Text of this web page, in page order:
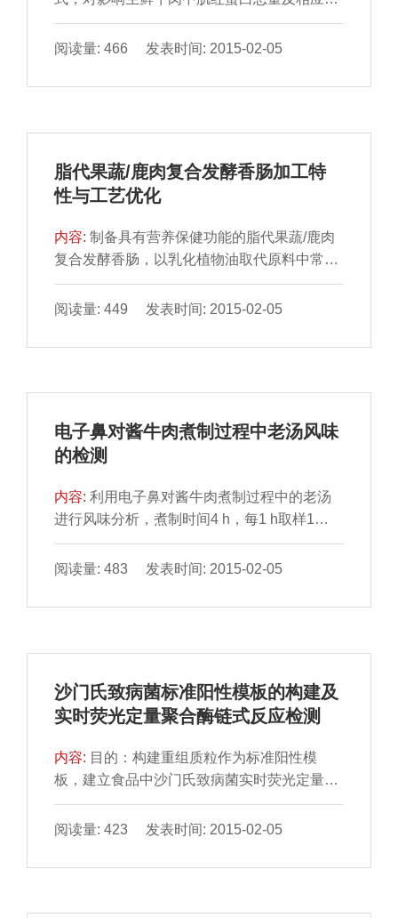
素含量的超高压处 理进行试验优化设计，建立
各响应值的二次多...
阅读量: 466 发表时间: 2015-02-05
脂代果蔬/鹿肉复合发酵香肠加工特
性与工艺优化
内容:制备具有营养保健功能的脂代果蔬/鹿肉
复合发酵香肠，以乳化植物油取代原料中常用
的动物脂肪，研究 其加工特性与工艺优化。利
用不同种类乳...
阅读量: 449 发表时间: 2015-02-05
电子鼻对酱牛肉煮制过程中老汤风味
的检测
内容:利用电子鼻对酱牛肉煮制过程中的老汤
进行风味分析，煮制时间4 h，每1 h取样1
次，进行电子鼻风味检 测。结果表明：随着煮
制时间增加，...
阅读量: 483 发表时间: 2015-02-05
沙门氏致病菌标准阳性模板的构建及
实时荧光定量聚合酶链式反应检测
内容: 目的：构建重组质粒作为标准阳性模
板，建立食品中沙门氏致病菌实时荧光定量聚
合酶链式反应检测方法。方 法：以致病性沙门
氏菌invA基因上特...
阅读量: 423 发表时间: 2015-02-05